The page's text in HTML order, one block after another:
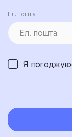
Ел. пошта
Я